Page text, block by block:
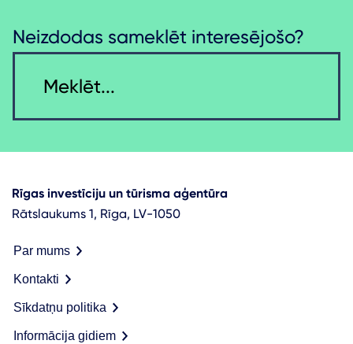
Neizdodas sameklēt interesējošo?
Rīgas investīciju un tūrisma aģentūra
Rātslaukums 1, Rīga, LV-1050
Par mums
Kontakti
Sīkdatņu politika
Informācija gidiem